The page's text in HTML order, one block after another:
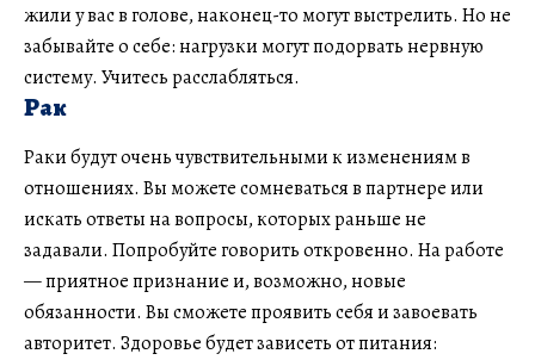
жили у вас в голове, наконец-то могут выстрелить. Но не
забывайте о себе: нагрузки могут подорвать нервную
систему. Учитесь расслабляться.
Рак
Раки будут очень чувствительными к изменениям в
отношениях. Вы можете сомневаться в партнере или
искать ответы на вопросы, которых раньше не
задавали. Попробуйте говорить откровенно. На работе
— приятное признание и, возможно, новые
обязанности. Вы сможете проявить себя и завоевать
авторитет. Здоровье будет зависеть от питания: